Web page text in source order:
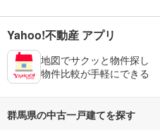
Yahoo!不動産 アプリ
地図でサクッと物件探し
物件比較が手軽にできる
群馬県の中古一戸建てを探す